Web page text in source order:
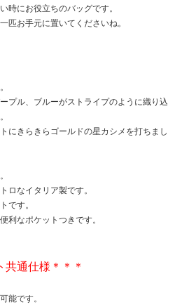
時にお役立ちのバッグです。
匹お手元に置いてくださいね。
プル、ブルーがストライプのように織り込
にきらきらゴールドの星カシメを打ちまし
ロなイタリア製です。
です。
利なポケットつきです。
共通仕様＊＊＊
能です。